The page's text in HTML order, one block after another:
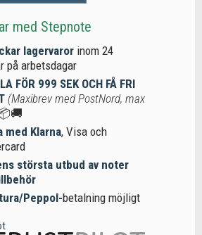
med Stepnote
lagervaror inom 24
på arbetsdagar
FÖR 999 SEK OCH FÅ FRI
(Maxibrev med PostNord, max
med Klarna, Visa och
största utbud av noter
Peppol-betalning möjligt